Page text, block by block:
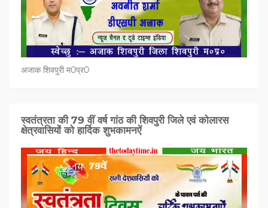
अजाक शिवपुरी म0प्र0
स्वतंत्रता की 79 वीं वर्ष गांठ की शिवपुरी जिले एवं कोलारस
क्षेत्रवासियों को हार्दिक शुभकामनऐं